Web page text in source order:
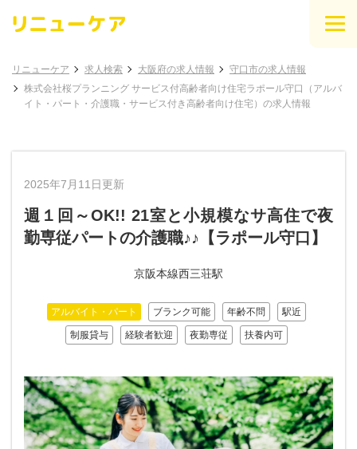
リニューケア 求人検索 大阪府の求人情報
守口市の求人情報
株式会社桜プランニング サービス付高齢者向け住宅ラポール守口（アルバ
イト・パート・介護職・サービス付き高齢者向け住宅）の求人情報
2025年7月11日更新
週１回～OK!! 21室と小規模なサ高住で夜
勤専従パートの介護職♪♪【ラポール守口】
京阪本線西三荘駅
アルバイト・パート ブランク可能 年齢不問 駅近
制服貸与 経験者歓迎 夜勤専従 扶養内可